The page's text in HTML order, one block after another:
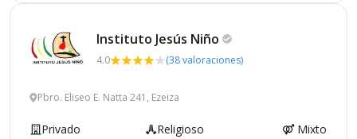
Instituto Jesús Niño
4.0 (38 valoraciones)
Pbro. Eliseo E. Natta 241, Ezeiza
Privado Religioso
Mixto